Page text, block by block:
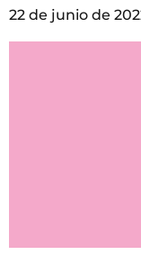
22 de junio de